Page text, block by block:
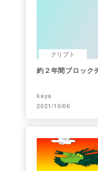
クリプト
約２年間ブロック
kaya
2021/10/06